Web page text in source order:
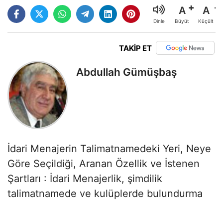
Dinle
A
Büyüt
A
Küçült
TAKİP ET
Abdullah Gümüşbaş
İdari Menajerin Talimatnamedeki Yeri, Neye
Göre Seçildiği, Aranan Özellik ve İstenen
Şartları : İdari Menajerlik, şimdilik
talimatnamede ve kulüplerde bulundurma